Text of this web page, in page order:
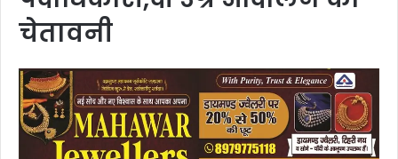
चेतावनी